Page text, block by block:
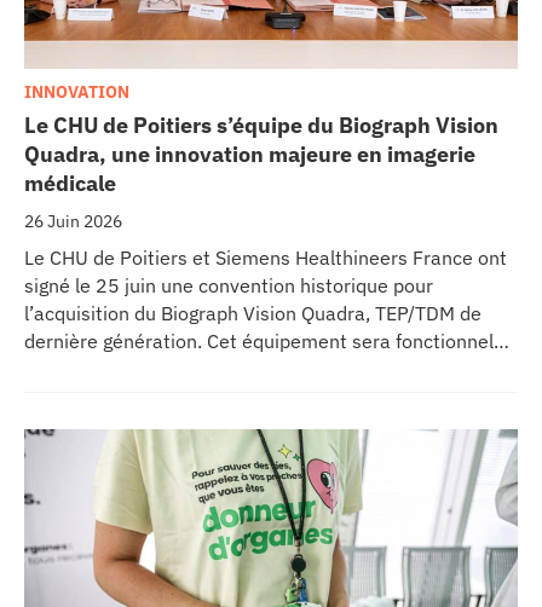
Le CHU de Poitiers s’équipe du Biograph Vision
Quadra, une innovation majeure en imagerie
médicale
26 Juin 2026
INNOVATION
Le CHU de Poitiers et Siemens Healthineers France ont
signé le 25 juin une convention historique pour
l’acquisition du Biograph Vision Quadra, TEP/TDM de
dernière génération. Cet équipement sera fonctionnel
l’excellence clinique et scientifique de l’établissement.
Ce projet représente un investissement de 9,5 millions
d’euros pour l’acquisition et l’installation de
l’équipement au cœur même du pôle régional de
cancérologie.